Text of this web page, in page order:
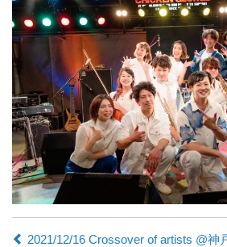
2021/12/16 Crossover of artists @神